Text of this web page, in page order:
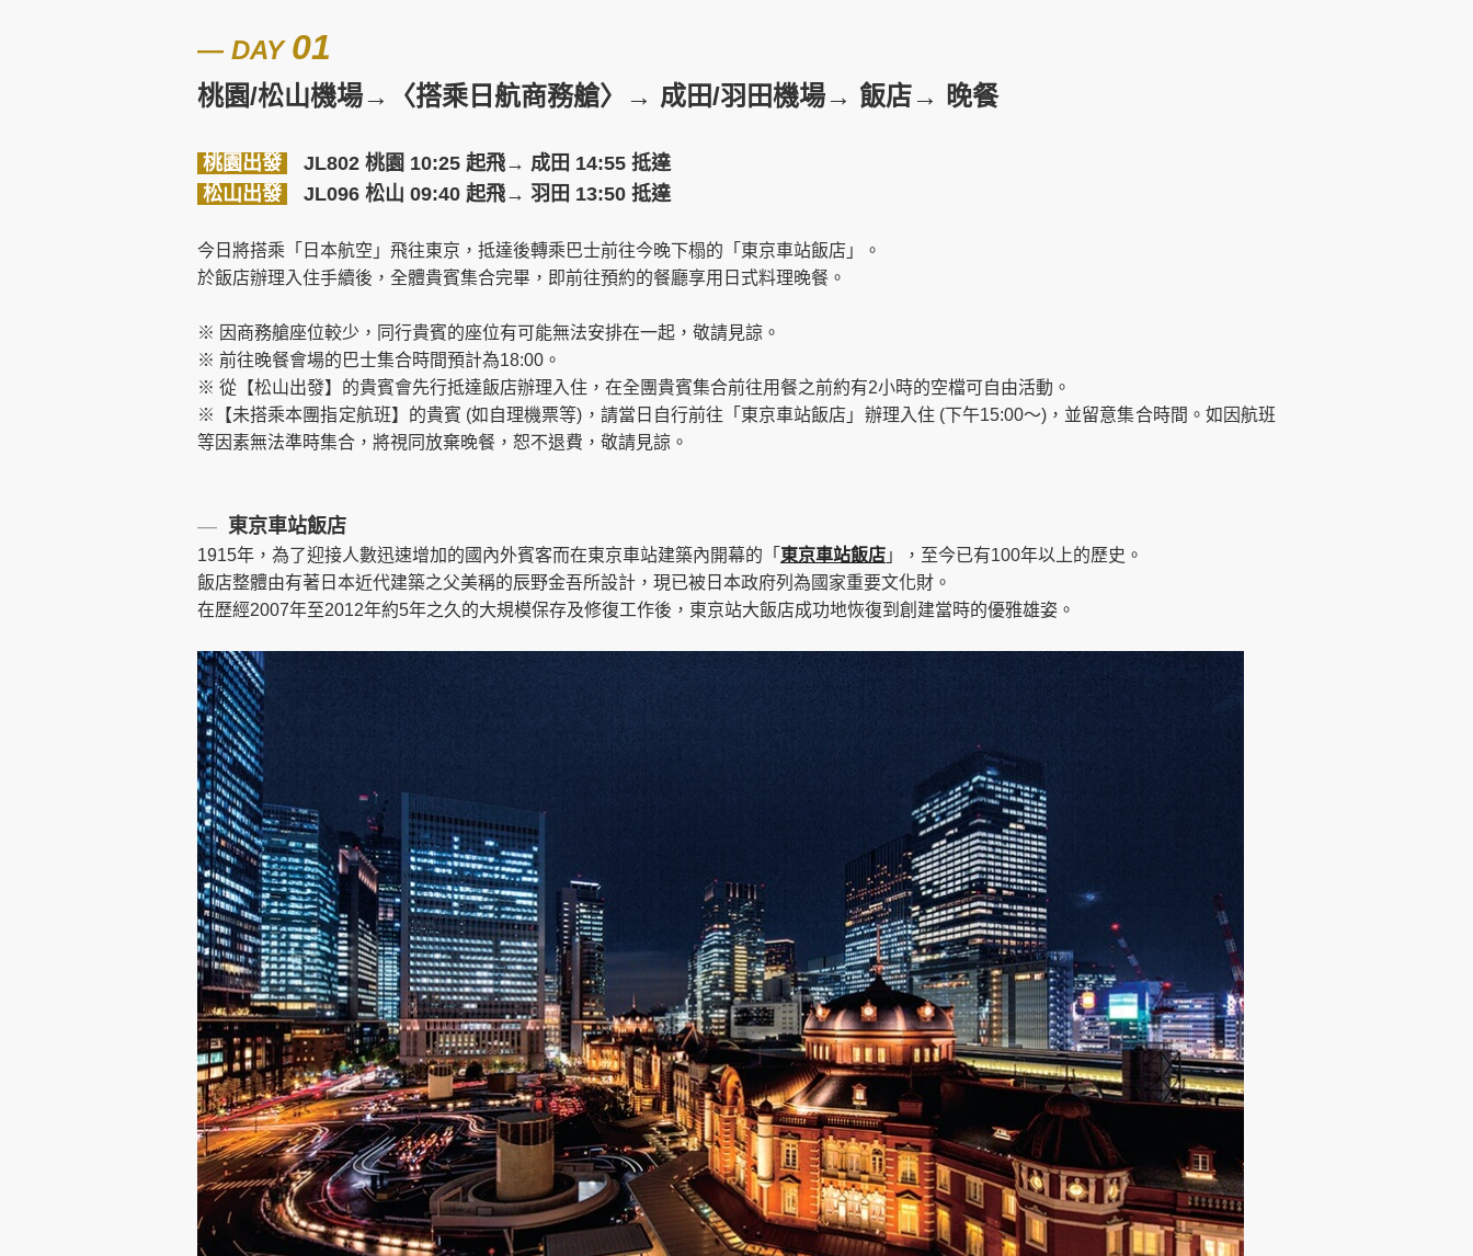
― DAY 01
桃園/松山機場→〈搭乘日航商務艙〉→ 成田/羽田機場→ 飯店→ 晚餐
桃園出發
JL802 桃園 10:25 起飛→ 成田 14:55 抵達
松山出發
JL096 松山 09:40 起飛→ 羽田 13:50 抵達
今日將搭乘「日本航空」飛往東京，抵達後轉乘巴士前往今晚下榻的「東京車站飯店」。
於飯店辦理入住手續後，全體貴賓集合完畢，即前往預約的餐廳享用日式料理晚餐。
※ 因商務艙座位較少，同行貴賓的座位有可能無法安排在一起，敬請見諒。
※ 前往晚餐會場的巴士集合時間預計為18:00。
※ 從【松山出發】的貴賓會先行抵達飯店辦理入住，在全團貴賓集合前往用餐之前約有2小時的空檔可自由活動。
※【未搭乘本團指定航班】的貴賓 (如自理機票等)，請當日自行前往「東京車站飯店」辦理入住 (下午15:00～)，並留意集合時間。如因航班
等因素無法準時集合，將視同放棄晚餐，恕不退費，敬請見諒。
― 東京車站飯店
1915年，為了迎接人數迅速增加的國內外賓客而在東京車站建築內開幕的「 東京車站飯店 」，至今已有100年以上的歷史。
飯店整體由有著日本近代建築之父美稱的辰野金吾所設計，現已被日本政府列為國家重要文化財。
在歷經2007年至2012年約5年之久的大規模保存及修復工作後，東京站大飯店成功地恢復到創建當時的優雅雄姿。